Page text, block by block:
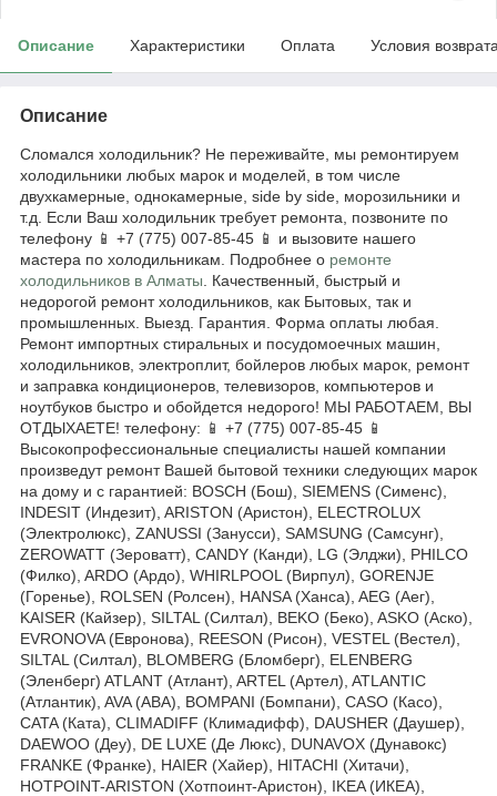
Описание Характеристики Оплата Условия
Описание
Сломался холодильник? Не переживайте, мы ремонтируем
холодильники любых марок и моделей, в том числе
двухкамерные, однокамерные, side by side, морозильники и
т.д. Если Ваш холодильник требует ремонта, позвоните по
телефону 📱 +7 (775) 007-85-45 📱 и вызовите нашего
мастера по холодильникам. Подробнее о ремонте
холодильников в Алматы . Качественный, быстрый и
недорогой ремонт холодильников, как Бытовых, так и
промышленных. Выезд. Гарантия. Форма оплаты любая.
Ремонт импортных стиральных и посудомоечных машин,
холодильников, электроплит, бойлеров любых марок, ремонт
и заправка кондиционеров, телевизоров, компьютеров и
ноутбуков быстро и обойдется недорого! МЫ РАБОТАЕМ, ВЫ
ОТДЫХАЕТЕ! телефону: 📱 +7 (775) 007-85-45 📱
Высокопрофессиональные специалисты нашей компании
произведут ремонт Вашей бытовой техники следующих марок
на дому и с гарантией: BOSCH (Бош), SIEMENS (Сименс),
INDESIT (Индезит), ARISTON (Аристон), ELECTROLUX
(Электролюкс), ZANUSSI (Занусси), SAMSUNG (Самсунг),
ZEROWATT (Зероватт), CANDY (Канди), LG (Элджи), PHILCO
(Филко), ARDO (Ардо), WHIRLPOOL (Вирпул), GORENJE
(Горенье), ROLSEN (Ролсен), HANSA (Ханса), AEG (Аег),
KAISER (Кайзер), SILTAL (Силтал), BEKO (Беко), ASKO (Аско),
EVRONOVA (Евронова), REESON (Рисон), VESTEL (Вестел),
SILTAL (Силтал), BLOMBERG (Бломберг), ELENBERG
(Эленберг) ATLANT (Атлант), ARTEL (Артел), ATLANTIC
(Атлантик), AVA (АВА), BOMPANI (Бомпани), CASO (Касо),
CATA (Ката), CLIMADIFF (Климадифф), DAUSHER (Даушер),
DAEWOO (Деу), DE LUXE (Де Люкс), DUNAVOX (Дунавокс)
FRANKE (Франке), HAIER (Хайер), HITACHI (Хитачи),
HOTPOINT-ARISTON (Хотпоинт-Аристон), IKEA (ИКЕА),